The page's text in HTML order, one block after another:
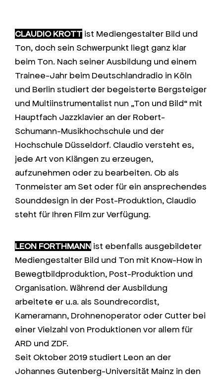
CLAUDIO KROTT ist Mediengestalter Bild und
Ton, doch sein Schwerpunkt liegt ganz klar
beim Ton. Nach seiner Ausbildung und einem
Trainee-Jahr beim Deutschlandradio in Köln
und Berlin studiert der begeisterte Bergsteiger
und Multiinstrumentalist nun „Ton und Bild“ mit
Hauptfach Jazzklavier an der Robert-
Schumann-Musikhochschule und der
Hochschule Düsseldorf. Claudio versteht es,
jede Art von Klängen zu erzeugen,
aufzunehmen oder zu bearbeiten. Ob als
Tonmeister am Set oder für ein ansprechendes
Sounddesign in der Post-Produktion, Claudio
steht für Ihren Film zur Verfügung.
LEON FORTHMANN ist ebenfalls ausgebildeter
Mediengestalter Bild und Ton mit Know-How in
Bewegtbildproduktion, Post-Produktion und
Organisation. Während der Ausbildung
arbeitete er u.a. als Soundrecordist,
Kameramann, Drohnenoperator oder Cutter bei
einer Vielzahl von Produktionen vor allem für
ARD und ZDF.
Seit Oktober 2019 studiert Leon an der
Johannes Gutenberg-Universität Mainz in den